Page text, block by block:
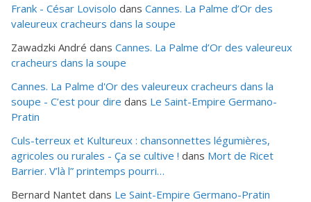
Frank - César Lovisolo dans Cannes. La Palme d’Or des
valeureux cracheurs dans la soupe
Zawadzki André dans Cannes. La Palme d’Or des valeureux
cracheurs dans la soupe
Cannes. La Palme d'Or des valeureux cracheurs dans la
soupe - C’est pour dire dans Le Saint-Empire Germano-
Pratin
Culs-terreux et Kultureux : chansonnettes légumières,
agricoles ou rurales - Ça se cultive ! dans Mort de Ricet
Barrier. V’là l” printemps pourri…
Bernard Nantet dans Le Saint-Empire Germano-Pratin